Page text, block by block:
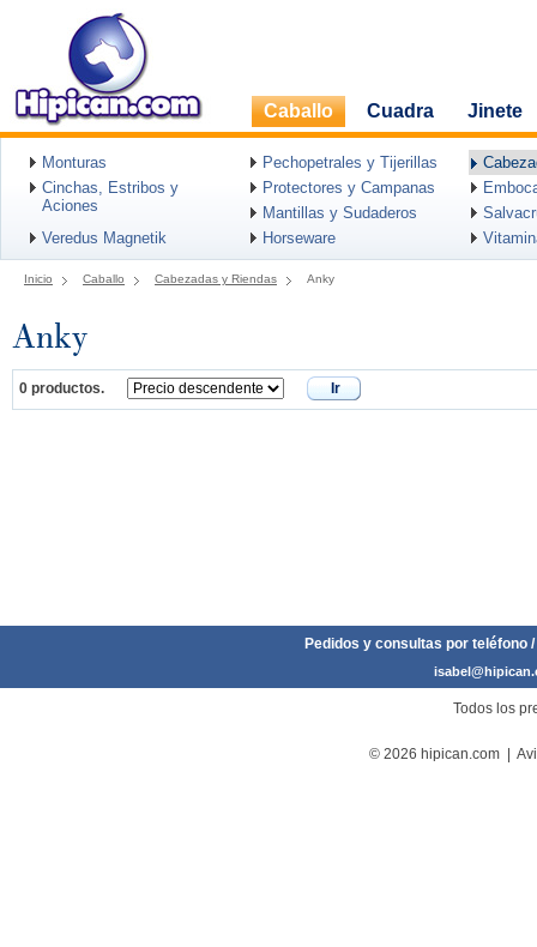
Caballo Cuadra Jinete
Monturas Pechopetrales y Tijerillas
Cinchas, Estribos y
Aciones
Protectores y Campanas
Mantillas y Sudaderos
Veredus Magnetik
Horseware
Inicio Caballo Cabezadas y Riendas Anky
Anky
0 productos. Ir
Pedidos y consultas por teléfono
Todos los
© 2026 hipican.com |